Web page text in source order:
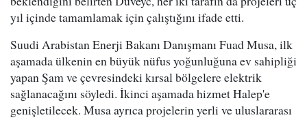
yıl içinde tamamlamak için çalıştığını ifade etti.
Suudi Arabistan Enerji Bakanı Danışmanı Fuad Musa, ilk
aşamada ülkenin en büyük nüfus yoğunluğuna ev sahipliği
yapan Şam ve çevresindeki kırsal bölgelere elektrik
sağlanacağını söyledi. İkinci aşamada hizmet Halep'e
genişletilecek. Musa ayrıca projelerin yerli ve uluslararası